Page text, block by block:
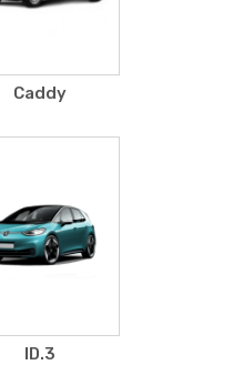
Caddy
ID.3